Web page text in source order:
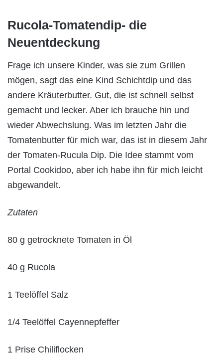
Rucola-Tomatendip- die
Neuentdeckung
Frage ich unsere Kinder, was sie zum Grillen
mögen, sagt das eine Kind Schichtdip und das
andere Kräuterbutter. Gut, die ist schnell selbst
gemacht und lecker. Aber ich brauche hin und
wieder Abwechslung. Was im letzten Jahr die
Tomatenbutter für mich war, das ist in diesem Jahr
der Tomaten-Rucula Dip. Die Idee stammt vom
Portal Cookidoo, aber ich habe ihn für mich leicht
abgewandelt.
Zutaten
80 g getrocknete Tomaten in Öl
40 g Rucola
1 Teelöffel Salz
1/4 Teelöffel Cayennepfeffer
1 Prise Chiliflocken